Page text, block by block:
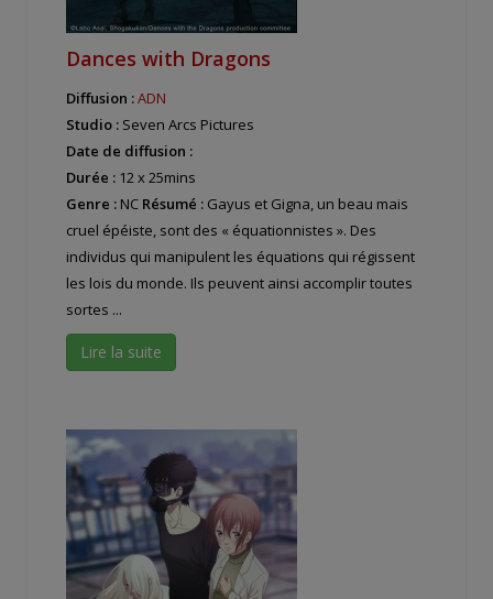
Dances with Dragons
Diffusion :ADN
Studio : Seven Arcs Pictures
Date de diffusion :
Durée : 12 x 25mins
Genre : NC Résumé : Gayus et Gigna, un beau mais
cruel épéiste, sont des « équationnistes ». Des
individus qui manipulent les équations qui régissent
les lois du monde. Ils peuvent ainsi accomplir toutes
sortes ...
Lire la suite